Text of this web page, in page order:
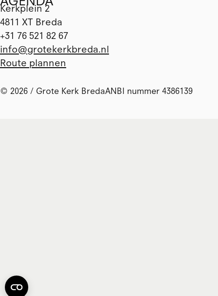
Kerkplein 2
4811 XT Breda
+31 76 521 82 67
info@grotekerkbreda.nl
Route plannen
© 2026 / Grote Kerk BredaANBI nummer 4386139